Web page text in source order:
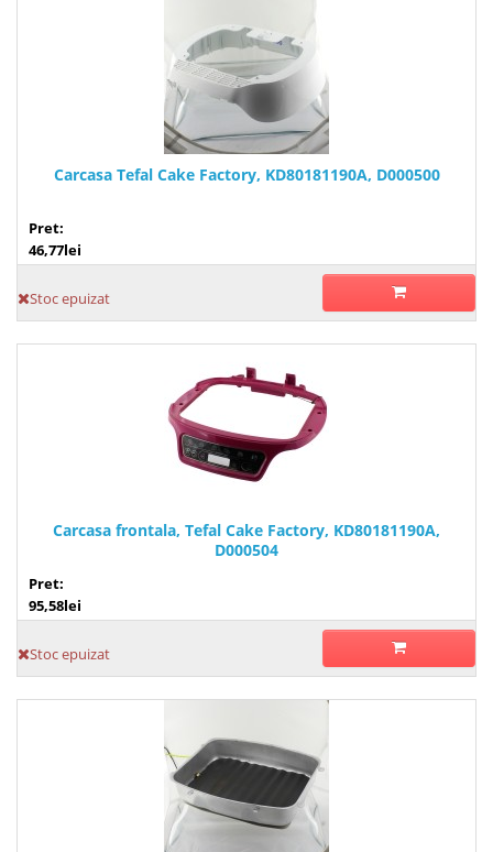
Carcasa Tefal Cake Factory, KD80181190A, D000500
Pret:
46,77lei
Stoc epuizat
Carcasa frontala, Tefal Cake Factory, KD80181190A,
D000504
Pret:
95,58lei
Stoc epuizat